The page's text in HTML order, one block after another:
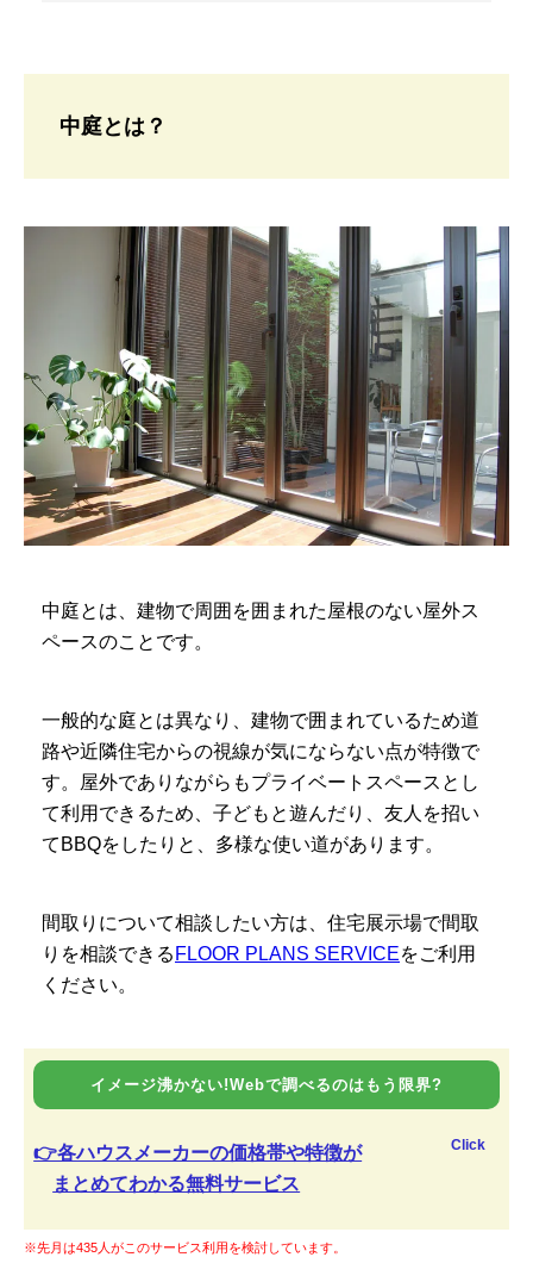
中庭とは？
中庭とは、建物で周囲を囲まれた屋根のない屋外ス
ペースのことです。
一般的な庭とは異なり、建物で囲まれているため道
路や近隣住宅からの視線が気にならない点が特徴で
す。屋外でありながらもプライベートスペースとし
て利用できるため、子どもと遊んだり、友人を招い
てBBQをしたりと、多様な使い道があります。
間取りについて相談したい方は、住宅展示場で間取
りを相談できる FLOOR PLANS SERVICEをご利用
ください。
イメージ沸かない!Webで調べるのはもう限界?
👉各ハウスメーカーの価格帯や特徴が
まとめてわかる無料サービス
Click
※先月は435人がこのサービス利用を検討しています。